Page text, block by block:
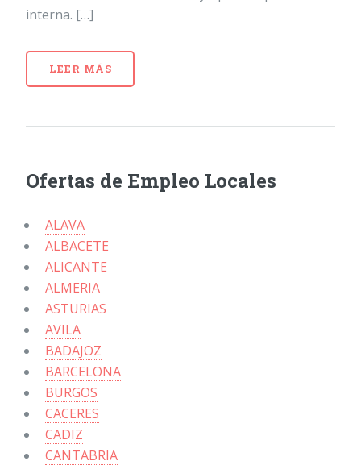
interna. […]
LEER MÁS
Ofertas de Empleo Locales
ALAVA
ALBACETE
ALICANTE
ALMERIA
ASTURIAS
AVILA
BADAJOZ
BARCELONA
BURGOS
CACERES
CADIZ
CANTABRIA